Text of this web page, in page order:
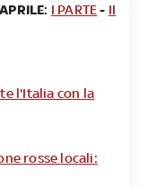
I PARTE- II
l'Italia con la
rosse locali: